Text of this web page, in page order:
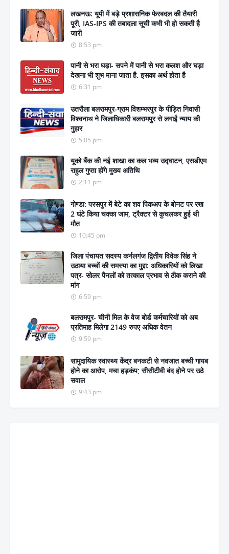
लखनऊ: यूपी में बड़े प्रशासनिक फेरबदल की तैयारी
पूरी, IAS-IPS की तबादला सूची कभी भी हो सकती है
जारी
8:53 pm
पानी से भरा घड़ा- सपने में पानी से भरा कलश और घड़ा
देखना भी शुभ माना जाता है. इसका अर्थ होता है
6:31 pm
उतरौला बलरामपुर-ग्राम विशम्भरपुर के पीड़ित निवासी
विश्वनाथ ने जिलाधिकारी बलरामपुर से लगाईं न्याय की
गुहार
5:05 pm
यूको बैंक की नई शाखा का कल भव्य उद्घाटन, एसडीएम
राहुल गुप्ता होंगे मुख्य अतिथि
2:11 pm
गोण्डा: परसपुर में बेटे का शव पिकअप के बोनट पर रख
2 घंटे किया चक्का जाम, ट्रैक्टर से कुचलकर हुई थी
मौत
10:45 pm
जिला पंचायत सदस्य कर्नलगंज द्वितीय विवेक सिंह ने
उठाया बच्चों की समस्या का मुद्दा: अधिकारियों को लिखा
पत्र- सोलर पैनलों को तत्काल प्रभाव से ठीक कराने की
मांग
6:59 pm
बलरामपुर- चीनी मिल के वेज बोर्ड कर्मचारियों को अब
प्रतिमाह मिलेगा 2149 रुपए अधिक वेतन
9:59 pm
सामुदायिक स्वास्थ्य केंद्र बनकटी से नवजात बच्ची गायब
होने का आरोप, मचा हड़कंप; सीसीटीवी बंद होने पर उठे
सवाल
9:43 pm